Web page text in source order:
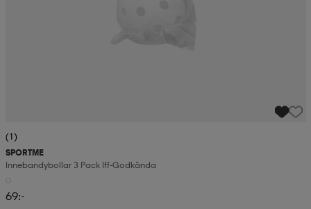
(1)
SPORTME
Innebandybollar 3 Pack Iff-Godkända
69:-